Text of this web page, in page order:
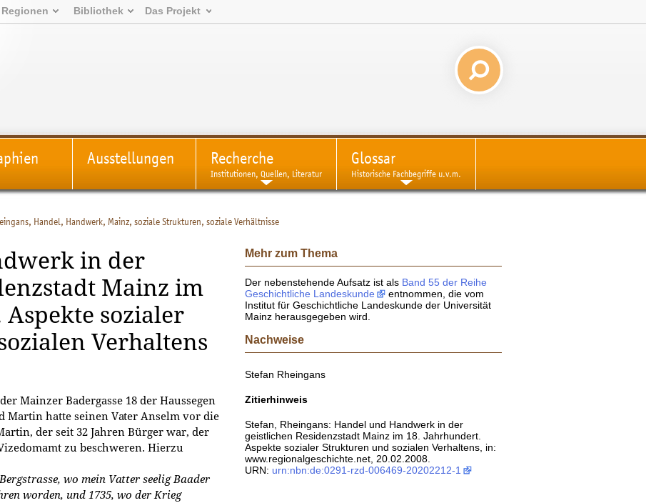
Regionen Bibliothek Das Projekt
Ausstellungen Recherche
Institutionen, Quellen, Literatur
Glossar
Historische Fachbegriffe u.v.m.
Handel, Handwerk, Mainz, soziale Strukturen, soziale Verhältnisse
in der
Mainz im
sozialer
Verhaltens
Mainzer Badergasse 18 der Haussegen
Martin hatte seinen Vater Anselm vor die
der seit 32 Jahren Bürger war, der
zu beschweren. Hierzu
wo mein Vatter seelig Baader
worden, und 1735, wo der Krieg
Mehr zum Thema
Der nebenstehende Aufsatz ist als Band 55 der Reihe
Geschichtliche Landeskunde
entnommen, die vom
Institut für Geschichtliche Landeskunde der Universität
Mainz herausgegeben wird.
Nachweise
Stefan Rheingans
Zitierhinweis
Stefan, Rheingans: Handel und Handwerk in der
geistlichen Residenzstadt Mainz im 18. Jahrhundert.
Aspekte sozialer Strukturen und sozialen Verhaltens, in:
www.regionalgeschichte.net, 20.02.2008.
URN: urn:nbn:de:0291-rzd-006469-20202212-1